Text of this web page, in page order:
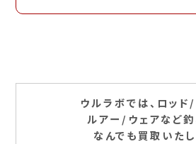
ウルラボでは、ロッ
ルアー/ウェアなど
なんでも買取いたし